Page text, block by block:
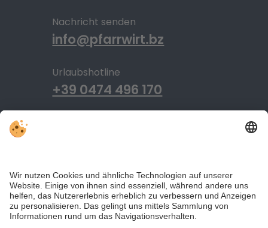
Nachricht senden
info@pfarrwirt.bz
Urlaubshotline
+39 0474 496 170